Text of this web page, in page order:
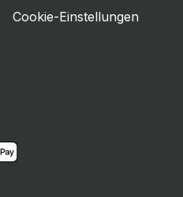
Cookie-Einstellungen